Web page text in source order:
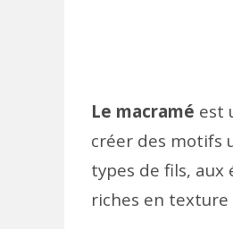
Le macramé est
créer des motifs
types de fils, aux
riches en texture